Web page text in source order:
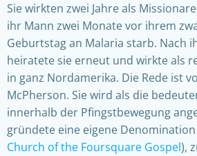
Sie wirkten zwei Jahre als
ihr Mann zwei Monate vor ihrem
Geburtstag an Malaria starb. Nach
heiratete sie erneut und wirkte als
in ganz Nordamerika. Die Rede ist
McPherson. Sie wird als die
innerhalb der Pfingstbewegung
gründete eine eigene Denomination
Church of the Foursquare Gospel),